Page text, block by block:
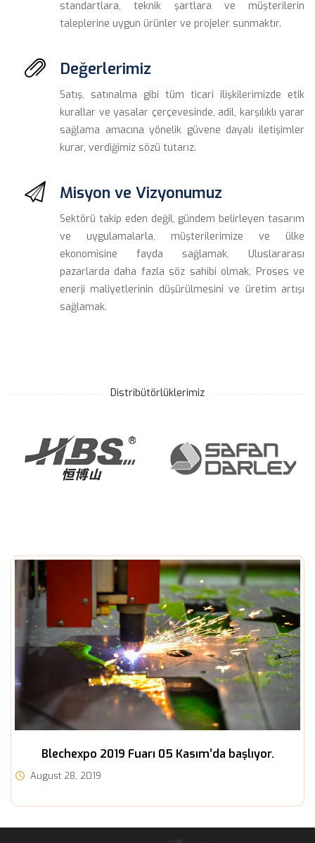
tandartlara, teknik şartlara ve müşterilerin
taleplerine uygun ürünler ve projeler sunmaktır.
Değerlerimiz
Satış, satınalma gibi tüm ticari ilişkilerimizde etik
kurallar ve yasalar çerçevesinde, adil, karşılıklı yarar
ağlama amacına yönelik güvene dayalı iletişimler
kurar, verdiğimiz sözü tutarız.
Misyon ve Vizyonumuz
Sektörü takip eden değil, gündem belirleyen tasarım
ve uygulamalarla, müşterilerimize ve ülke
ekonomisine fayda sağlamak, Uluslararası
pazarlarda daha fazla söz sahibi olmak, Proses ve
enerji maliyetlerinin düşürülmesini ve üretim artışı
ağlamak.
Distribütörlüklerimiz
Blechexpo 2019 Fuarı 05 Kasım’da başlıyor.
August 28, 2019